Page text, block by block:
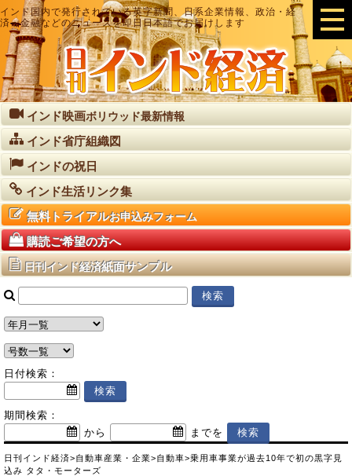
インド国内で発行されている英字新聞、日系企業情報、政治・経
済・金融などのニュースを即日日本語でお届けします
インド映画ボリウッド最新情報
インド省庁組織図
インドの祝日
インド生活リンク集
無料トライアルお申込みフォーム
購読ご希望の方へ
日刊インド経済紙面サンプル
日付検索：
期間検索：
から
までを
日刊インド経済>自動車産業・企業>自動車>乗用車事業が過去10年で初の黒字見
込み タタ・モーターズ